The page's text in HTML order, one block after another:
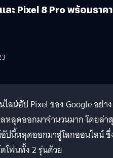
ะ Pixel 8 Pro พร้อมราคา
ลน์อัป Pixel ของ Google อย่าง
หลุดออกมาจำนวนมาก โดยล่า
ปนี้หลุดออกมาสู่โลกออนไลน์ ซึ่
โฟนทั้ง 2 รุ่นด้วย